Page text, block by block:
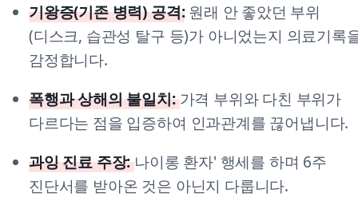
기왕증(기존 병력) 공격:원래 안 좋았던 부위
(디스크, 습관성 탈구 등)가 아니었는지 의료기록
감정합니다.
폭행과 상해의 불일치:가격 부위와 다친 부위가
다르다는 점을 입증하여 인과관계를 끊어냅니다.
과잉 진료 주장:나이롱 환자' 행세를 하며 6주
진단서를 받아온 것은 아닌지 다룹니다.